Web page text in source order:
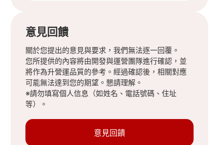
意見回饋
關於您提出的意見與要求，我們無法逐一回覆。
您所提供的內容將由開發與運營團隊進行確認，並
將作為升營運品質的參考。經過確認後，相關對應
可能無法達到您的期望。懇請理解。
※請勿填寫個人信息（如姓名、電話號碼、住址
等）。
意見回饋